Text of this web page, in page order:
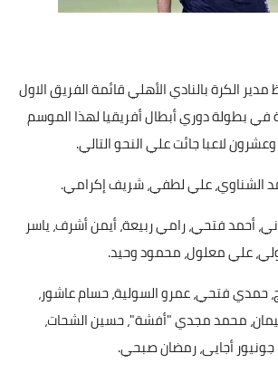
صحة
البوابة التعليمية
المزيد
اقتصاد
حكاية صورة
ثقافة
الكرة بالنادي الأهلي قائمة الفريق الاول
في بطولة دوري أبطال أفريقيا لهذا الموسم
لاعبا جائت علي النحو التالي.
الشناوي، علي لطفي، شريف إكرامي.
أحمد فتحي، رامي ربيعة، أيمن أشرف، ياسر
علي معلول، محمود وحيد.
حمدي فتحي، عمرو السولية، حسام عاشور،
محمد مجدي "أفشة"، حسين الشحات،
جونيور أجايى، رمضان صبحي.